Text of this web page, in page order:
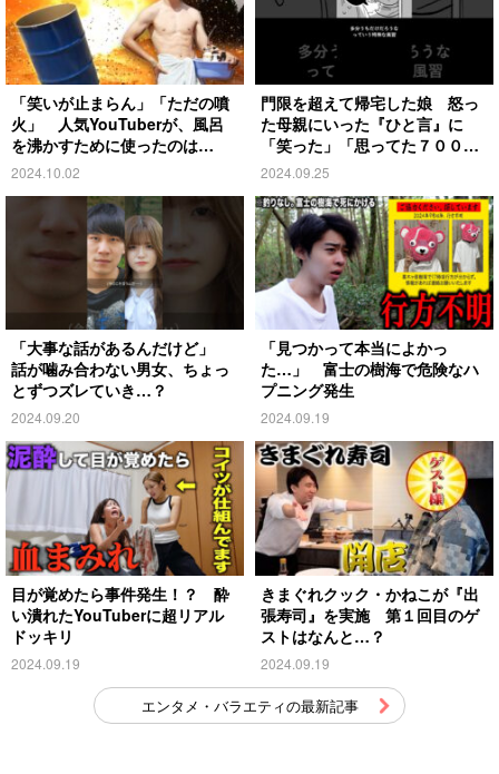
「笑いが止まらん」「ただの噴
火」 人気YouTuberが、風呂
を沸かすために使ったのは…
2024.10.02
門限を超えて帰宅した娘 怒っ
た母親にいった『ひと言』に
「笑った」「思ってた７００倍
特殊」
2024.09.25
「大事な話があるんだけど」
話が噛み合わない男女、ちょっ
とずつズレていき…？
2024.09.20
「見つかって本当によかっ
た…」 富士の樹海で危険なハ
プニング発生
2024.09.19
目が覚めたら事件発生！？ 酔
い潰れたYouTuberに超リアル
ドッキリ
2024.09.19
きまぐれクック・かねこが『出
張寿司』を実施 第１回目のゲ
ストはなんと…？
2024.09.19
エンタメ・バラエティの最新記事